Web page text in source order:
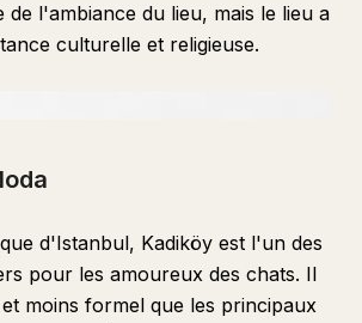
l'ambiance du lieu, mais le lieu a
culturelle et religieuse.
d'Istanbul, Kadiköy est l'un des
pour les amoureux des chats. Il
moins formel que les principaux